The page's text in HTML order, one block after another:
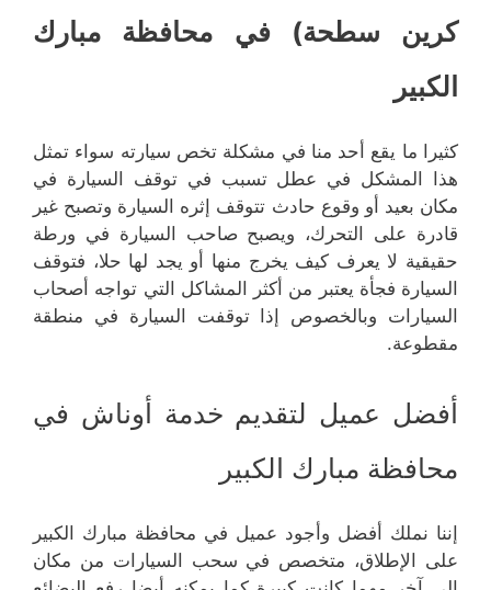
كرين سطحة) في محافظة مبارك
الكبير
كثيرا ما يقع أحد منا في مشكلة تخص سيارته سواء تمثل
هذا المشكل في عطل تسبب في توقف السيارة في
مكان بعيد أو وقوع حادث تتوقف إثره السيارة وتصبح غير
قادرة على التحرك، ويصبح صاحب السيارة في ورطة
حقيقية لا يعرف كيف يخرج منها أو يجد لها حلا، فتوقف
السيارة فجأة يعتبر من أكثر المشاكل التي تواجه أصحاب
السيارات وبالخصوص إذا توقفت السيارة في منطقة
مقطوعة.
أفضل عميل لتقديم خدمة أوناش في
محافظة مبارك الكبير
إننا نملك أفضل وأجود عميل في محافظة مبارك الكبير
على الإطلاق، متخصص في سحب السيارات من مكان